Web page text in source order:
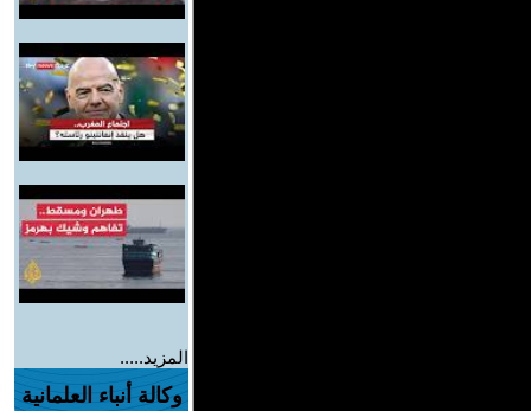
المزيد.....
وكالة أنباء العلمانية